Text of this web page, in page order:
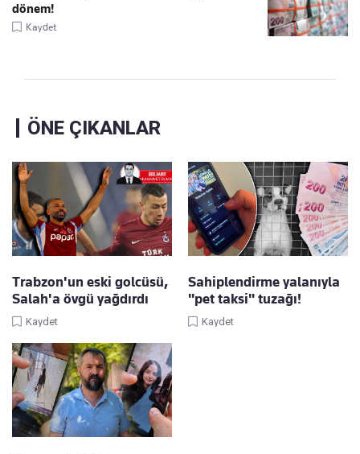
dönem!
Kaydet
ÖNE ÇIKANLAR
Trabzon'un eski golcüsü,
Salah'a övgü yağdırdı
Kaydet
Sahiplendirme yalanıyla
"pet taksi" tuzağı!
Kaydet